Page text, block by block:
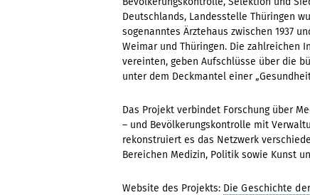
Deutschlands, Landesstelle Thüringen
sogenanntes Ärztehaus zwischen 1937
Weimar und Thüringen. Die zahlreichen
vereinten, geben Aufschlüsse über die
unter dem Deckmantel einer
Das Projekt verbindet Forschung über
– und Bevölkerungskontrolle mit
rekonstruiert es das Netzwerk
Bereichen Medizin, Politik sowie Kunst
Website des Projekts: Die Geschichte